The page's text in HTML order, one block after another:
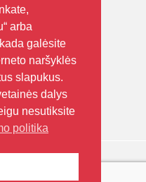
Nuorodos
mus
apsauga
suaugusiųjų ir
arba
galėsite
naršyklės
slapukus.
dalys
nesutiksite
politika